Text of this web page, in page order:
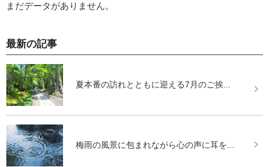
まだデータがありません。
最新の記事
夏本番の訪れとともに迎える7月のご挨...
梅雨の風景に包まれながら心の声に耳を...